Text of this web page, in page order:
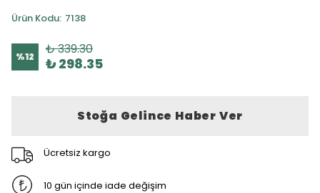
Ürün Kodu: 7138
%12 ₺ 339.30
₺ 298.35
Stoğa Gelince Haber Ver
Ücretsiz kargo
10 gün içinde iade değişim